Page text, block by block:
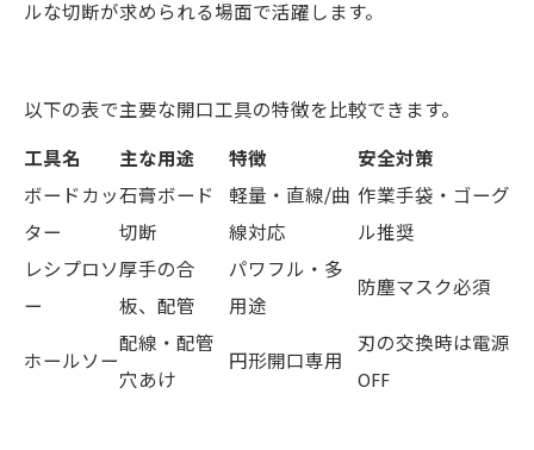
ルな切断が求められる場面で活躍します。
以下の表で主要な開口工具の特徴を比較できます。
工具名
主な用途 特徴
安全対策
ボードカッ
ター
石膏ボード
切断
軽量・直線/曲
線対応
作業手袋・ゴーグ
ル推奨
レシプロソ
ー
厚手の合
板、配管
パワフル・多
用途
防塵マスク必須
ホールソー
配線・配管
穴あけ
円形開口専用
刃の交換時は電源
OFF